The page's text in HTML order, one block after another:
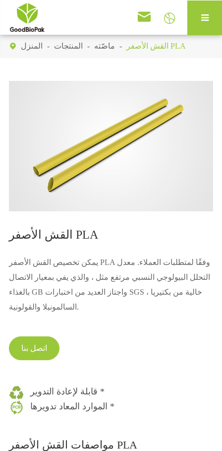
 
 المنزل المنتجات ماصّته القش الأصفر PLA
القش الأصفر PLA
يمكن تخصيص القش الأصفر PLA وفقًا لمتطلبات العملاء. معدل
التحلل البيولوجي النسبي مرتفع مثل ، والذي يفي بمعيار الاتصال
بالغذاء GB واجتاز العديد من اختبارات SGS ، خالية من بكتيريا
السالمونيلا والقولونية.
اتصل بنا
قابلة لإعادة التدوير *
الموارد المعاد تدويرها *
مواصفات القش الأصفر PLA